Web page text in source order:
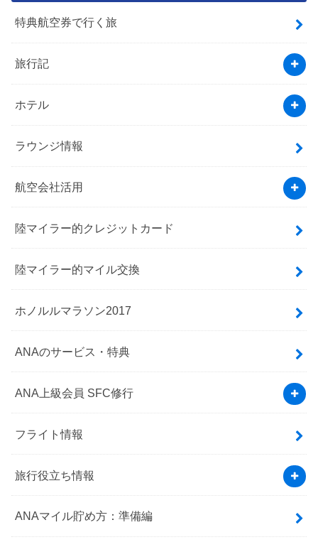
特典航空券で行く旅
旅行記
ホテル
ラウンジ情報
航空会社活用
陸マイラー的クレジットカード
陸マイラー的マイル交換
ホノルルマラソン2017
ANAのサービス・特典
ANA上級会員 SFC修行
フライト情報
旅行役立ち情報
ANAマイル貯め方：準備編